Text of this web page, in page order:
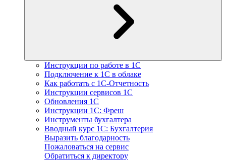
Инструкции по работе в 1С
Подключение к 1С в облаке
Как работать с 1С‑Отчетность
Инструкции сервисов 1С
Обновления 1С
Инструкции 1С: Фреш
Инструменты бухгалтера
Вводный курс 1С: Бухгалтерия
Выразить благодарность
Пожаловаться на сервис
Обратиться к директору